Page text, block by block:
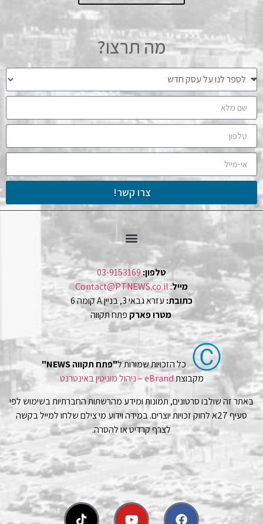
מה תרצו?
צרו קשר!
טלפון:03-9153169
מייל:
Contact@PTNEWS.co.il
כתובת: עזרא גבאי 3, בניין A קומה 6
מטרו פארק פתח תקווה
Ⓒ כל הזכויות שמורות ל"פתח תקווה NEWS"
מקבוצתeBrand – ניהול מוניטין באינטרנט
באתר זה שולבו סרטונים, תמונות ומידע מהרשתות החברתיות בשימוש לפי
סעיף 27א לחוק זכויות יוצרים. במידה וידוע מי צילם שלחו למייל בקשה
לצרף קרדיט או להסרה.